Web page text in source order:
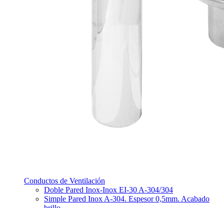
Conductos de Ventilación
Doble Pared Inox-Inox EI-30 A-304/304
Simple Pared Inox A-304. Espesor 0,5mm. Acabado